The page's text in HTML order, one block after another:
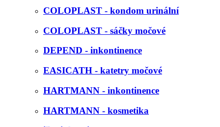
COLOPLAST - kondom urinální
COLOPLAST - sáčky močové
DEPEND - inkontinence
EASICATH - katetry močové
HARTMANN - inkontinence
HARTMANN - kosmetika